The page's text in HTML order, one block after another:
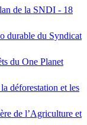
de la SNDI - 18
durable du Syndicat
du One Planet
déforestation et les
de l’Agriculture et